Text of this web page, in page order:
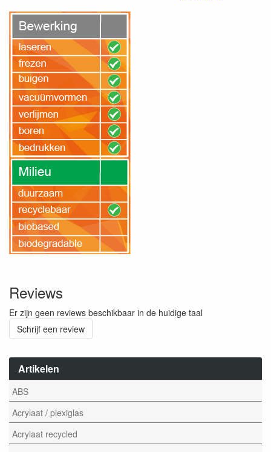
Artikelen
ABS
Acrylaat / plexiglas
Acrylaat recycled
Reviews
Er zijn geen reviews beschikbaar in de huidige taal
Schrijf een review